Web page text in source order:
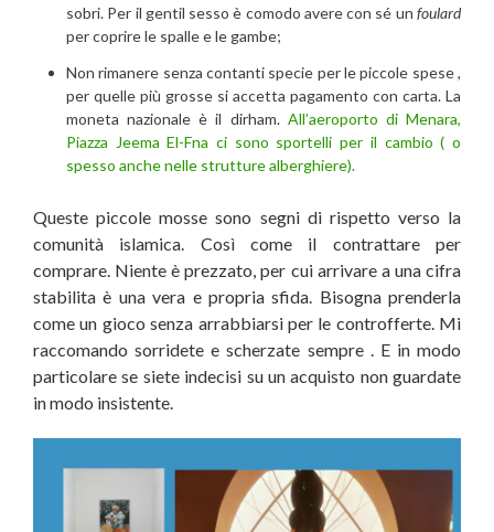
sobri. Per il gentil sesso è comodo avere con sé un foulard
per coprire le spalle e le gambe;
Non rimanere senza contanti specie per le piccole spese ,
per quelle più grosse si accetta pagamento con carta. La
moneta nazionale è il dirham. All’aeroporto di Menara,
Piazza Jeema El-Fna ci sono sportelli per il cambio ( o
spesso anche nelle strutture alberghiere).
Queste piccole mosse sono segni di rispetto verso la
comunità islamica. Così come il contrattare per
comprare. Niente è prezzato, per cui arrivare a una cifra
stabilita è una vera e propria sfida. Bisogna prenderla
come un gioco senza arrabbiarsi per le controfferte. Mi
raccomando sorridete e scherzate sempre . E in modo
particolare se siete indecisi su un acquisto non guardate
in modo insistente.